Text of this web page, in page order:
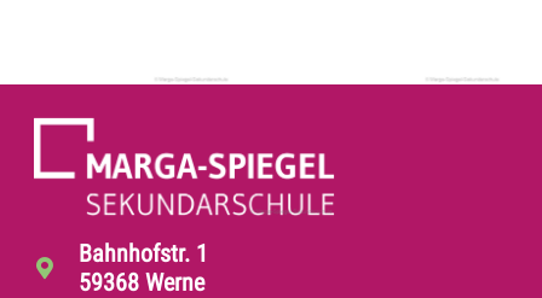
Bahnhofstr. 1
59368 Werne